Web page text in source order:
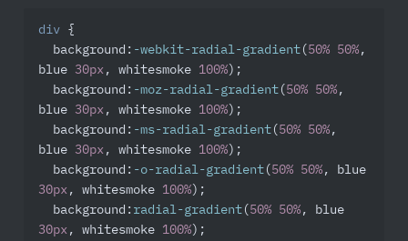
div {
background : -webkit-radial-gradient ( 50% 50% ,
blue 30px , whitesmoke 100%);
background : -moz-radial-gradient ( 50% 50% ,
blue 30px , whitesmoke 100%);
background : -ms-radial-gradient ( 50% 50% ,
blue 30px , whitesmoke 100%);
background : -o-radial-gradient ( 50% 50%
30px , whitesmoke 100%);
background : radial-gradient ( 50% 50%
30px , whitesmoke 100%);